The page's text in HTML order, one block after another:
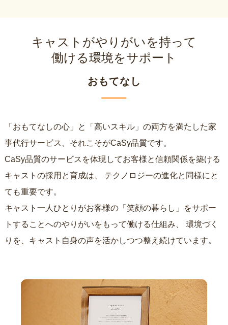
キャストがやりがいを持って
働ける環境をサポート
おもてなし
「おもてなしの心」と「高いスキル」の両方を満たした家
事代行サービス、それこそがCaSy品質です。
CaSy品質のサービスを体現してお客様と信頼関係を築ける
キャストの採用と育成は、
ても重要です。
キャスト一人ひとりがお客様の「笑顔の暮らし」をサポー
トすることへのやりがいをもって働ける仕組み、
りを、キャスト自身の声を活かしつつ整え続けています。